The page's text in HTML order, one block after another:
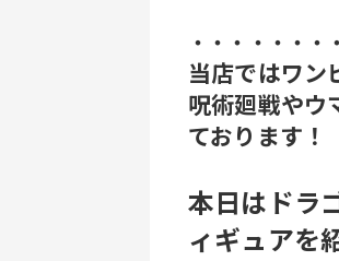
・・・・・・・
当店ではワン
呪術廻戦やウ
ております！
本日はドラ
ィギュアを